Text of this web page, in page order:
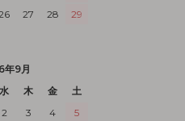
27 28
29
年9月
水 木 金
土
2 3 4
5